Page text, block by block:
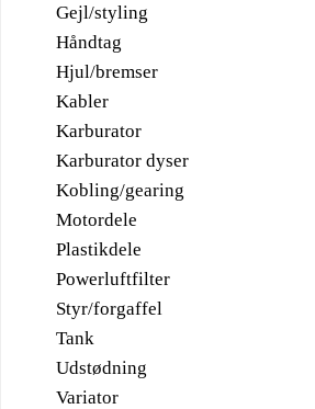
Gejl/styling
Håndtag
Hjul/bremser
Kabler
Karburator
Karburator dyser
Kobling/gearing
Motordele
Plastikdele
Powerluftfilter
Styr/forgaffel
Tank
Udstødning
Variator